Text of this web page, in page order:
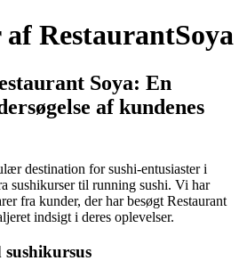
RestaurantSoya
Soya: En
af kundenes
destination for sushi-entusiaster i
sushikurser til running sushi. Vi har
fra kunder, der har besøgt Restaurant
indsigt i deres oplevelser.
sushikursus